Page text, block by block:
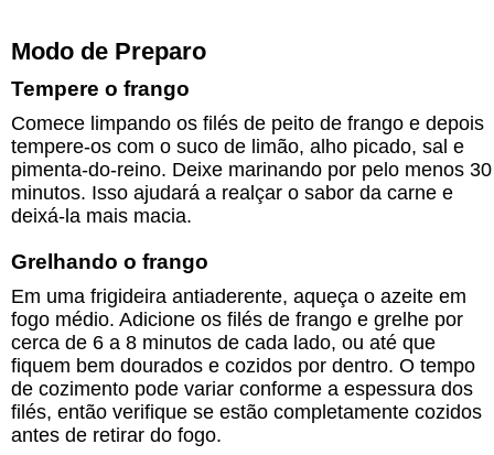
Modo de Preparo
Tempere o frango
Comece limpando os filés de peito de frango e depois
tempere-os com o suco de limão, alho picado, sal e
pimenta-do-reino. Deixe marinando por pelo menos 30
minutos. Isso ajudará a realçar o sabor da carne e
deixá-la mais macia.
Grelhando o frango
Em uma frigideira antiaderente, aqueça o azeite em
fogo médio. Adicione os filés de frango e grelhe por
cerca de 6 a 8 minutos de cada lado, ou até que
fiquem bem dourados e cozidos por dentro. O tempo
de cozimento pode variar conforme a espessura dos
filés, então verifique se estão completamente cozidos
antes de retirar do fogo.